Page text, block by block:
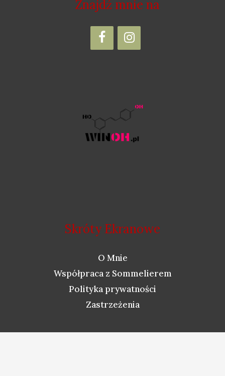
Znajdź mnie na
Skróty Ekranowe
O Mnie
Współpraca z Sommelierem
Polityka prywatności
Zastrzeżenia